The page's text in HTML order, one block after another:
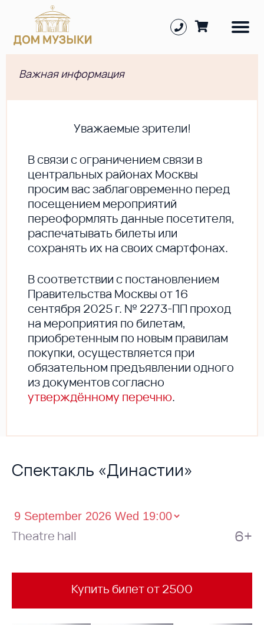
Важная информация
Уважаемые зрители!
В cвязи с ограничением связи в
центральных районах Москвы
просим вас заблаговременно перед
посещением мероприятий
переоформлять данные посетителя,
распечатывать билеты или
сохранять их на своих смартфонах.
В соответствии с постановлением
Правительства Москвы от 16
сентября 2025 г. № 2273-ПП проход
на мероприятия по билетам,
приобретенным по новым правилам
покупки, осуществляется при
обязательном предъявлении одного
из документов согласно
утверждённому перечню.
Спектакль «Династии»
Theatre hall 6+
Купить билет от 2500